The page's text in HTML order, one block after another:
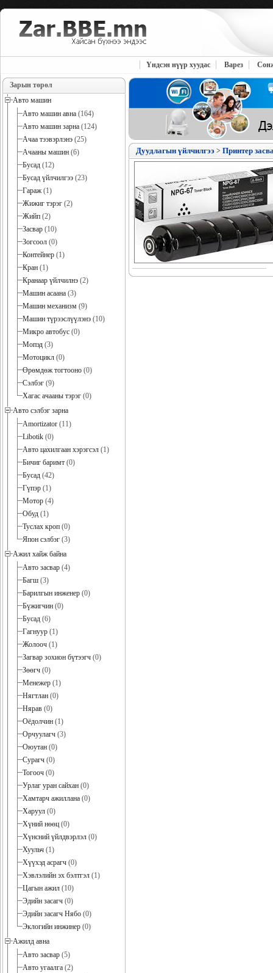
Үндсэн нүүр хуудас Варез
Зарын төрөл
Авто машин
Авто машин авна (164)
Авто машин зарна (124)
Ачаа тээвэрлэнэ (25)
Ачааны машин (6)
Бусад (12)
Бусад үйлчилгээ (23)
Гараж(1)
Жижиг тэрэг (2)
Жийп (2)
Засвар (10)
Зогсоол (0)
Контейнер (1)
Кран (1)
Кранаар үйлчилнэ (2)
Машин асаана (3)
Машин механизм (9)
Машин түрээслүүлэнэ (10)
Микро автобус (0)
Мопэд (3)
Мотоцикл (0)
Өрөмдөж тогтооно (0)
Сэлбэг (9)
Хагас ачааны тэрэг (0)
Авто сэлбэг зарна
Amortizator (11)
Libotik (0)
Авто цахилгаан хэрэгсэл (1)
Бичиг баримт (0)
Бусад (42)
Гүпэр (1)
Мотор (4)
Обуд (1)
Туслах кроп (0)
Япон сэлбэг (3)
Ажил хайж байна
Авто засвар (4)
Багш (3)
Барилгын инженер (0)
Бүжигчин (0)
Бусад (6)
Гагнуур (1)
Жолооч (1)
Загвар зохион бүтээгч (0)
Зөөгч (0)
Менежер (1)
Нягтлан (0)
Нярав (0)
Оёдолчин (1)
Орчуулагч (3)
Оюутан (0)
Сурагч (0)
Тогооч (0)
Урлаг уран сайхан (0)
Хамтарч ажиллана (0)
Харуул (0)
Хүний нөөц (0)
Хүнсний үйлдвэрлэл (0)
Хуульч (1)
Хүүхэд асрагч (0)
Хэвлэлийн эх бэлтгэл (1)
Цагын ажил (10)
Эдийн засагч (0)
Эдийн засагч Нябо (0)
Эклогийн инжинер (0)
Ажилд авна
Авто засвар (5)
Авто угаалга (2)
Дуудлагын үйлчилгээ > Принтер